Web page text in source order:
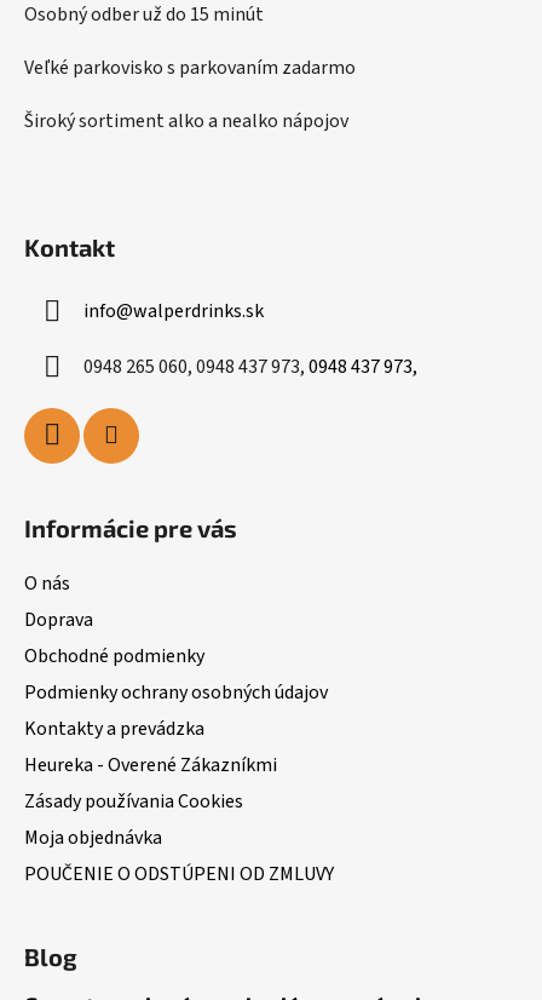
Osobný odber už do 15 minút
Veľké parkovisko s parkovaním zadarmo
Široký sortiment alko a nealko nápojov
Kontakt
info@walperdrinks.sk
0948 265 060, 0948 437 973,0948 437 973,
Informácie pre vás
O nás
Doprava
Obchodné podmienky
Podmienky ochrany osobných údajov
Kontakty a prevádzka
Heureka - Overené Zákazníkmi
Zásady používania Cookies
Moja objednávka
POUČENIE O ODSTÚPENI OD ZMLUVY
Blog